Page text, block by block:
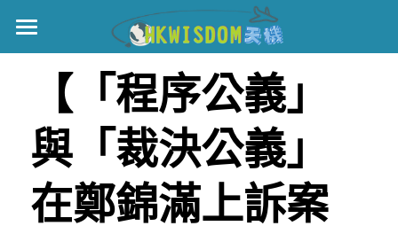
主頁
世界盃
伊美戰爭
黎智英案
【「程序公義」
與「裁決公義」
在鄭錦滿上訴案